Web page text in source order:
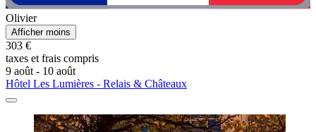
Olivier
Afficher moins
303 €
taxes et frais compris
9 août - 10 août
Hôtel Les Lumières - Relais & Châteaux